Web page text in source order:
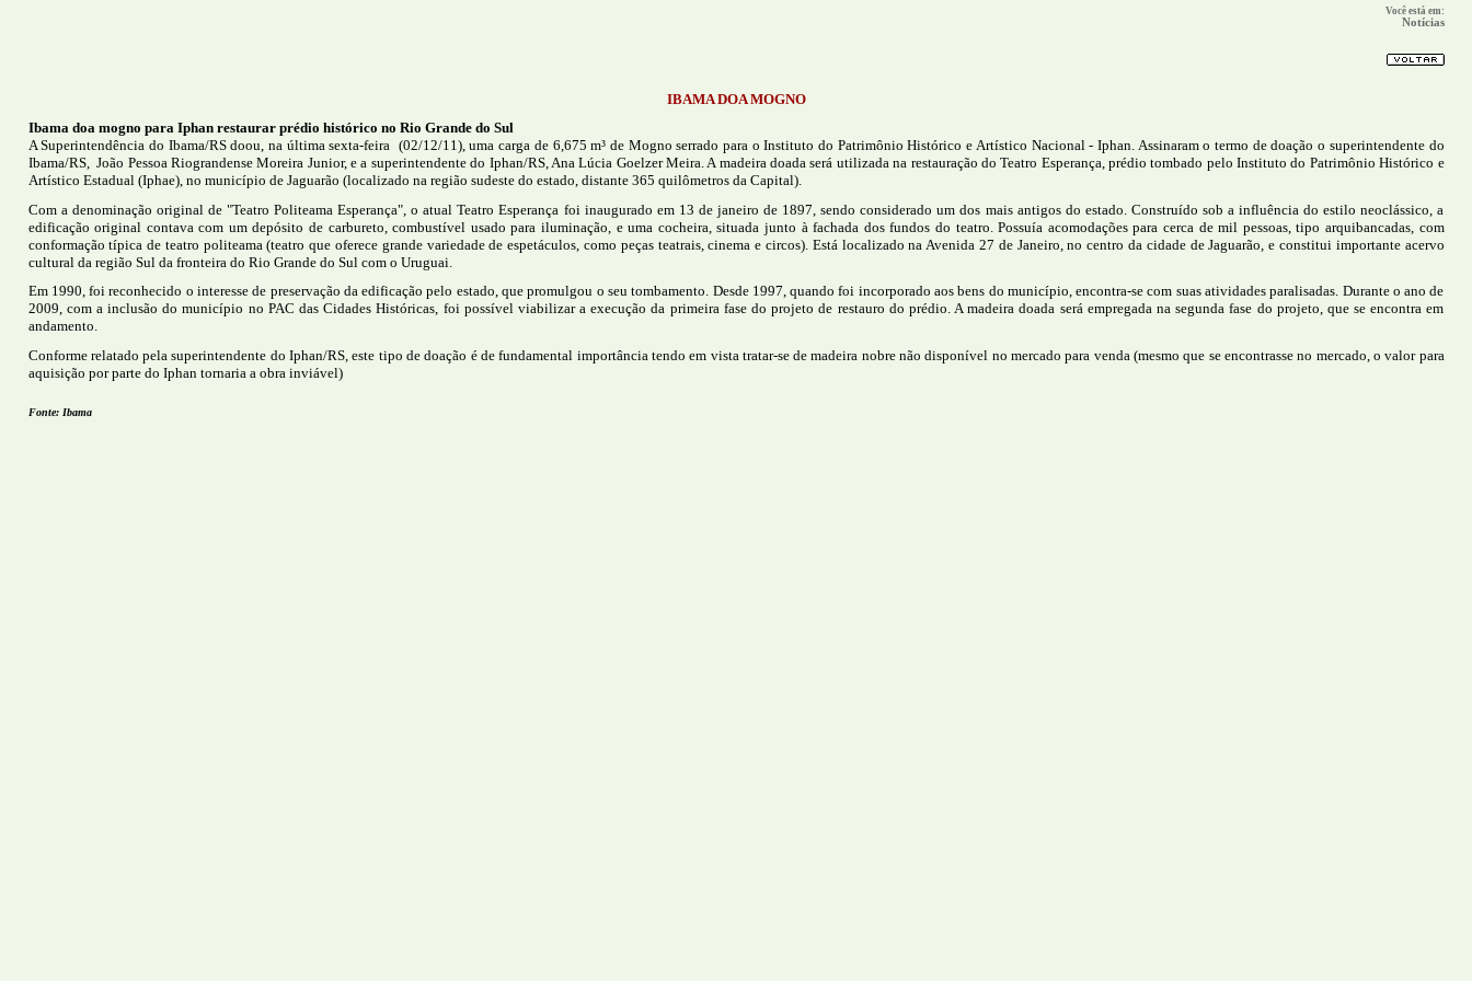
Você está em:
Notícias
IBAMA DOA MOGNO
Ibama doa mogno para Iphan restaurar prédio histórico no Rio Grande do Sul
A Superintendência do Ibama/RS doou, na última sexta-feira (02/12/11), uma carga de 6,675 m³ de Mogno serrado para o Instituto do Patrimônio Histórico e Artístico Nacional - Iphan. Assinaram o termo de doação o superintendente do
Ibama/RS, João Pessoa Riograndense Moreira Junior, e a superintendente do Iphan/RS, Ana Lúcia Goelzer Meira. A madeira doada será utilizada na restauração do Teatro Esperança, prédio tombado pelo Instituto do Patrimônio Histórico e
Artístico Estadual (Iphae), no município de Jaguarão (localizado na região sudeste do estado, distante 365 quilômetros da Capital).
Com a denominação original de "Teatro Politeama Esperança", o atual Teatro Esperança foi inaugurado em 13 de janeiro de 1897, sendo considerado um dos mais antigos do estado. Construído sob a influência do estilo neoclássico, a
edificação original contava com um depósito de carbureto, combustível usado para iluminação, e uma cocheira, situada junto à fachada dos fundos do teatro. Possuía acomodações para cerca de mil pessoas, tipo arquibancadas, com
conformação típica de teatro politeama (teatro que oferece grande variedade de espetáculos, como peças teatrais, cinema e circos). Está localizado na Avenida 27 de Janeiro, no centro da cidade de Jaguarão, e constitui importante acervo
cultural da região Sul da fronteira do Rio Grande do Sul com o Uruguai.
Em 1990, foi reconhecido o interesse de preservação da edificação pelo estado, que promulgou o seu tombamento. Desde 1997, quando foi incorporado aos bens do município, encontra-se com suas atividades paralisadas. Durante o ano de
2009, com a inclusão do município no PAC das Cidades Históricas, foi possível viabilizar a execução da primeira fase do projeto de restauro do prédio. A madeira doada será empregada na segunda fase do projeto, que se encontra em
andamento.
Conforme relatado pela superintendente do Iphan/RS, este tipo de doação é de fundamental importância tendo em vista tratar-se de madeira nobre não disponível no mercado para venda (mesmo que se encontrasse no mercado, o valor para
aquisição por parte do Iphan tornaria a obra inviável)
Fonte: Ibama